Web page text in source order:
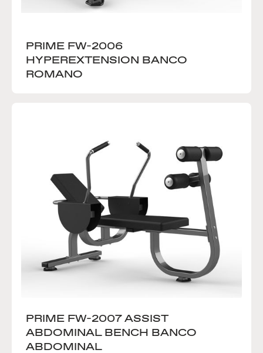
PRIME FW-2006
HYPEREXTENSION BANCO
ROMANO
PRIME FW-2007 ASSIST
ABDOMINAL BENCH BANCO
ABDOMINAL